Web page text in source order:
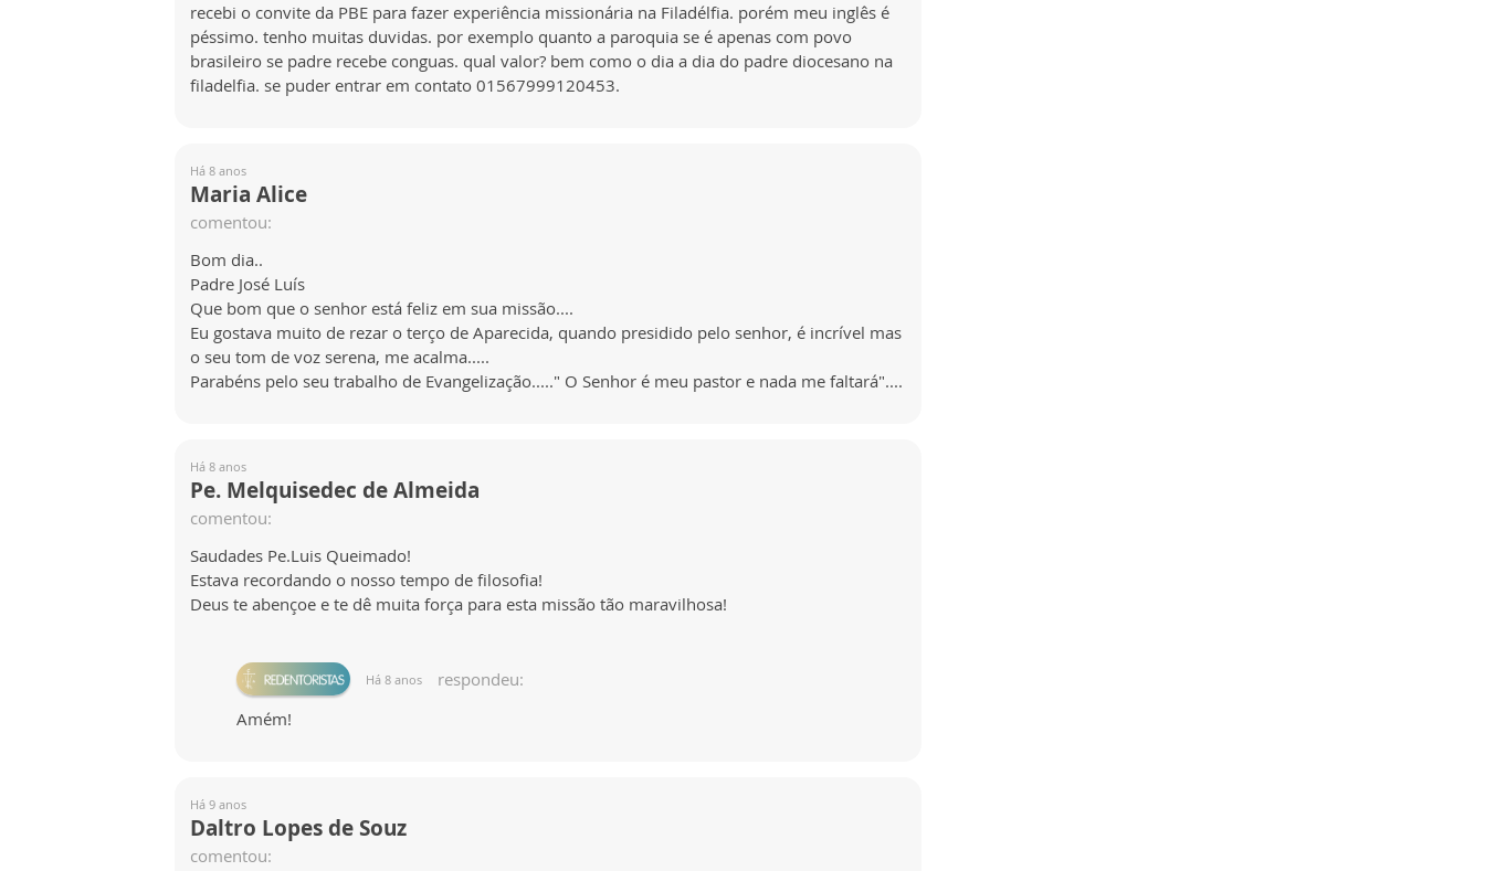
recebi o convite da PBE para fazer experiência missionária na Filadélfia. porém meu inglês é
péssimo. tenho muitas duvidas. por exemplo quanto a paroquia se é apenas com povo
brasileiro se padre recebe conguas. qual valor? bem como o dia a dia do padre diocesano na
filadelfia. se puder entrar em contato 01567999120453.
Há 8 anos
Maria Alice
comentou:
Bom dia..
Padre José Luís
Que bom que o senhor está feliz em sua missão....
Eu gostava muito de rezar o terço de Aparecida, quando presidido pelo senhor, é incrível mas
o seu tom de voz serena, me acalma.....
Parabéns pelo seu trabalho de Evangelização....." O Senhor é meu pastor e nada me faltará"....
Há 8 anos
Pe. Melquisedec de Almeida
comentou:
Saudades Pe.Luis Queimado!
Estava recordando o nosso tempo de filosofia!
Deus te abençoe e te dê muita força para esta missão tão maravilhosa!
Há 8 anos
respondeu:
Amém!
Há 9 anos
Daltro Lopes de Souz
comentou: